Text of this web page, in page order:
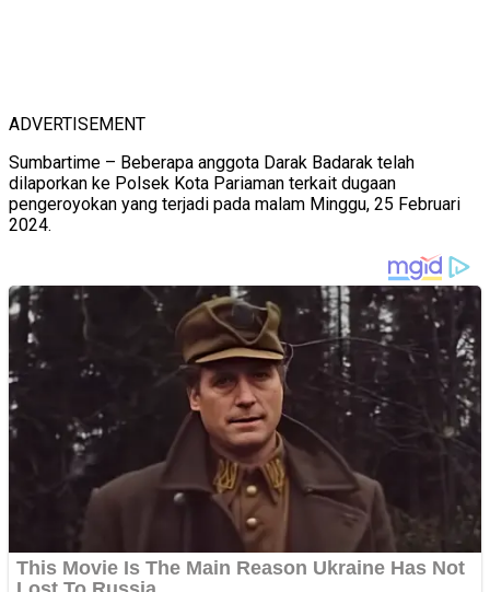
ADVERTISEMENT
Sumbartime – Beberapa anggota Darak Badarak telah
dilaporkan ke Polsek Kota Pariaman terkait dugaan
pengeroyokan yang terjadi pada malam Minggu, 25 Februari
2024.